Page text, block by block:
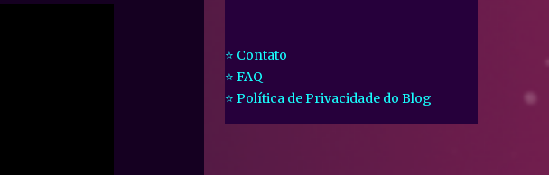
⭐ Contato
⭐ FAQ
⭐ Política de Privacidade do Blog